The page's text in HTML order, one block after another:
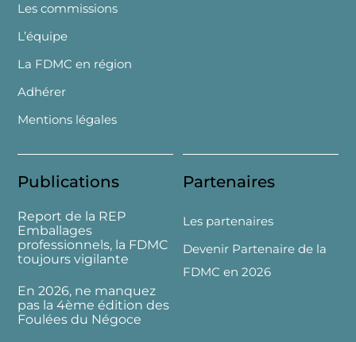
Les commissions
L’équipe
La FDMC en région
Adhérer
Mentions légales
Publications
Report de la REP
Emballages
professionnels, la FDMC
toujours vigilante
En 2026, ne manquez
pas la 4ème édition des
Foulées du Négoce
Partenaires
Les partenaires
Devenir Partenaire de la
FDMC en 2026